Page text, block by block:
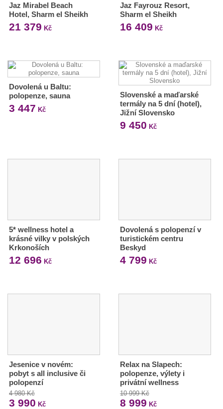
Jaz Mirabel Beach
Hotel, Sharm el Sheikh
21 379 Kč
Jaz Fayrouz Resort,
Sharm el Sheikh
16 409 Kč
Dovolená u Baltu:
polopenze, sauna
3 447 Kč
Slovenské a maďarské
termály na 5 dní (hotel),
Jižní Slovensko
9 450 Kč
5* wellness hotel a
krásné vilky v polských
Krkonoších
12 696 Kč
Dovolená s polopenzí v
turistickém centru
Beskyd
4 799 Kč
Jesenice v novém:
pobyt s all inclusive či
polopenzí
4 980 Kč
3 990 Kč
Relax na Slapech:
polopenze, výlety i
privátní wellness
10 999 Kč
8 999 Kč